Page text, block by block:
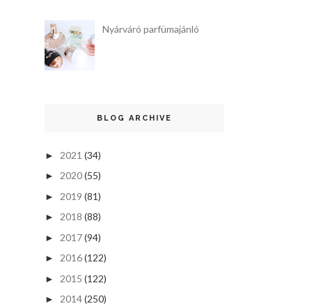
Nyárváró parfümajánló
BLOG ARCHIVE
► 2021 (34)
► 2020(55)
► 2019 (81)
► 2018 (88)
► 2017(94)
► 2016(122)
► 2015 (122)
► 2014(250)